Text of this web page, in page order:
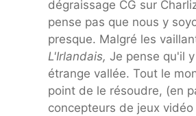
dégraissage CG sur
pense pas que nous y
presque. Malgré les
L'Irlandais, Je pense qu'il
étrange vallée. Tout le
point de le résoudre, (en
concepteurs de jeux